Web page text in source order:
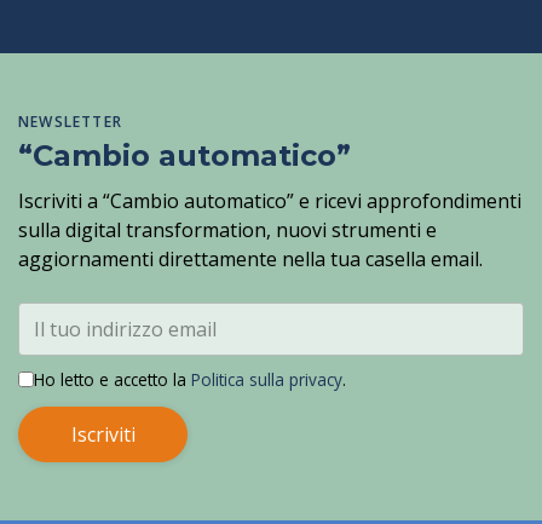
NEWSLETTER
“Cambio automatico”
Iscriviti a “Cambio automatico” e ricevi approfondimenti
sulla digital transformation, nuovi strumenti e
aggiornamenti direttamente nella tua casella email.
Ho letto e accetto la Politica sulla privacy.
Iscriviti